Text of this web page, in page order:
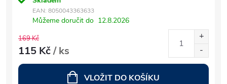
EAN: 8050043363633
Můžeme doručit do 12.8.2026
169 Kč
115 Kč/ ks
VLOŽIT DO KOŠÍKU